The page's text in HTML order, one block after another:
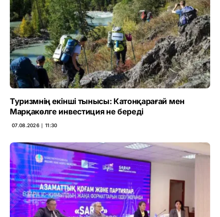
Туризмнің екінші тынысы: Катонқарағай мен
Марқакөлге инвестиция не береді
07.08.2026 ∣ 11:30